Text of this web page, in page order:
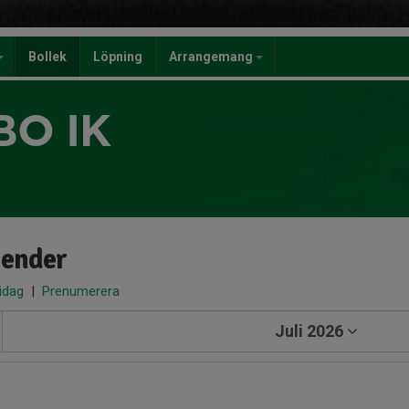
Bollek Löpning Arrangemang
IK
| Prenumerera
Juli 2026